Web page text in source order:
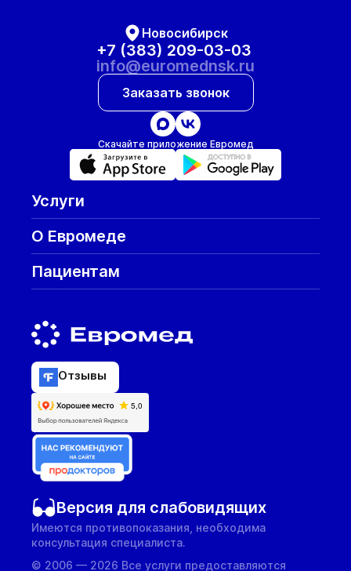
Новосибирск
+7 (383) 209-03-03
info@euromednsk.ru
Заказать звонок
Скачайте приложение Евромед
Услуги
О Евромеде
Пациентам
Отзывы
Версия для слабовидящих
Имеются противопоказания, необходима
консультация специалиста.
© 2006 — 2026 Все услуги предоставляются